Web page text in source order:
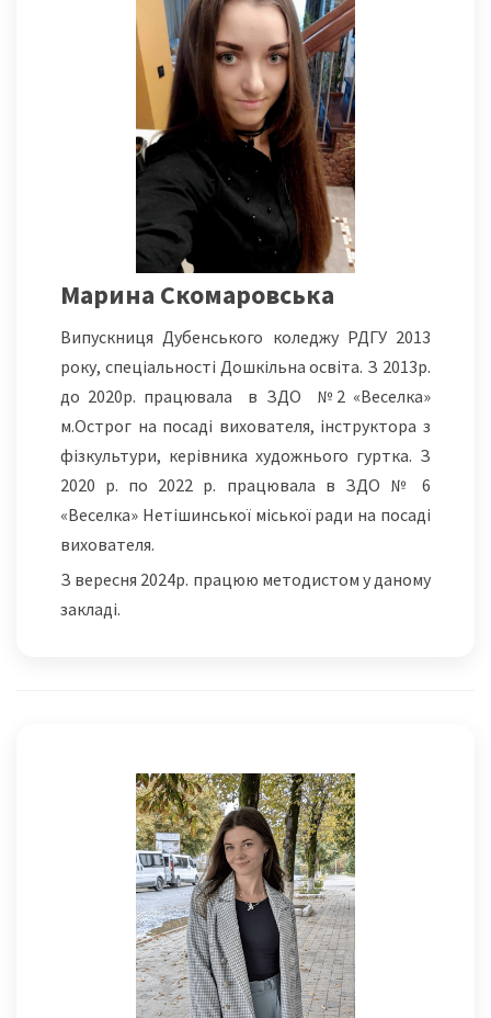
Марина Скомаровська
Випускниця Дубенського коледжу РДГУ 2013
року, спеціальності Дошкільна освіта. З 2013р.
до 2020р. працювала в ЗДО №2 «Веселка»
м.Острог на посаді вихователя, інструктора з
фізкультури, керівника художнього гуртка. З
2020 р. по 2022 р. працювала в ЗДО № 6
«Веселка» Нетішинської міської ради на посаді
вихователя.
З вересня 2024р. працюю методистом у даному
закладі.